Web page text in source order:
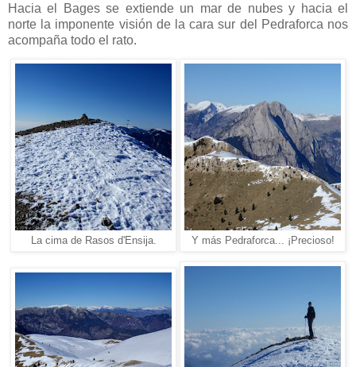
Hacia el Bages se extiende un mar de nubes y hacia el
norte la imponente visión de la cara sur del Pedraforca nos
acompaña todo el rato.
La cima de Rasos d'Ensija. Y más Pedraforca... ¡Precioso!